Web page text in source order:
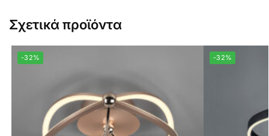
Σχετικά προϊόντα
-32% -32%